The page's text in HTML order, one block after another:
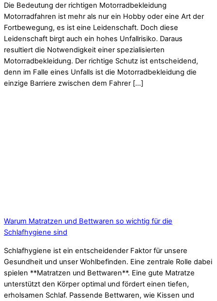
Die Bedeutung der richtigen Motorradbekleidung
Motorradfahren ist mehr als nur ein Hobby oder eine Art der
Fortbewegung, es ist eine Leidenschaft. Doch diese
Leidenschaft birgt auch ein hohes Unfallrisiko. Daraus
resultiert die Notwendigkeit einer spezialisierten
Motorradbekleidung. Der richtige Schutz ist entscheidend,
denn im Falle eines Unfalls ist die Motorradbekleidung die
einzige Barriere zwischen dem Fahrer […]
Warum Matratzen und Bettwaren so wichtig für die
Schlafhygiene sind
Schlafhygiene ist ein entscheidender Faktor für unsere
Gesundheit und unser Wohlbefinden. Eine zentrale Rolle dabei
spielen **Matratzen und Bettwaren**. Eine gute Matratze
unterstützt den Körper optimal und fördert einen tiefen,
erholsamen Schlaf. Passende Bettwaren, wie Kissen und